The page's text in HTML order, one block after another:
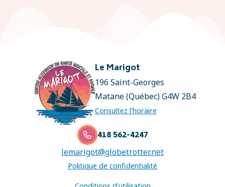
Le Marigot
196 Saint-Georges
Matane (Québec) G4W 2B4
Consultez l'horaire
 418 562-4247
lemarigot@globetrotter.net
Politique de confidentialité